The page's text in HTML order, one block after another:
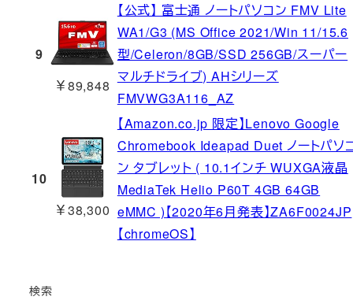
9
￥89,848
【公式】 富士通 ノートパソコン FMV Lite
WA1/G3 (MS Office 2021/Win 11/15.6
型/Celeron/8GB/SSD 256GB/スーパー
マルチドライブ) AHシリーズ
FMVWG3A116_AZ
10
￥38,300
【Amazon.co.jp 限定】Lenovo Google
Chromebook Ideapad Duet ノートパソ
ン タブレット ( 10.1インチ WUXGA液晶
MediaTek Helio P60T 4GB 64GB
eMMC )【2020年6月発表】ZA6F0024JP
【chromeOS】
検索